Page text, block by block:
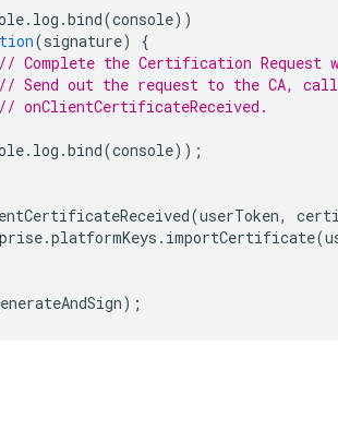
. log .bind(console))
(signature)
{
// Complete the Certification
// Send out the request to the CA,
// onClientCertificateReceived.
. log .bind(console));
(userToken,
.platformKeys . importCertificate(
);